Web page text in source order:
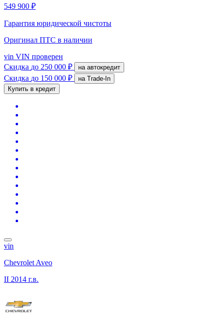
549 900 ₽
Гарантия юридической чистоты
Оригинал ПТС в наличии
vin VIN проверен
Скидка до 250 000 ₽ на автокредит
Скидка до 150 000 ₽
на Trade-In
Купить в кредит
vin
Chevrolet Aveo
II 2014 г.в.